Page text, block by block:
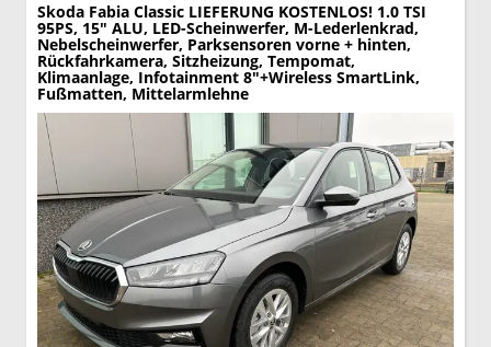
Skoda Fabia Classic LIEFERUNG KOSTENLOS! 1.0 TSI
95PS, 15" ALU, LED-Scheinwerfer, M-Lederlenkrad,
Nebelscheinwerfer, Parksensoren vorne + hinten,
Rückfahrkamera, Sitzheizung, Tempomat,
Klimaanlage, Infotainment 8"+Wireless SmartLink,
Fußmatten, Mittelarmlehne